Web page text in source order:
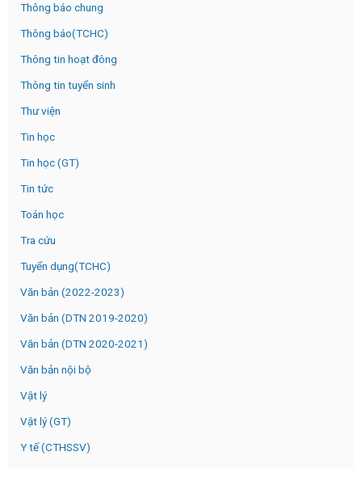
Thông báo chung
Thông báo(TCHC)
Thông tin hoạt đông
Thông tin tuyển sinh
Thư viện
Tin học
Tin học (GT)
Tin tức
Toán học
Tra cứu
Tuyển dụng(TCHC)
Văn bản (2022-2023)
Văn bản (DTN 2019-2020)
Văn bản (DTN 2020-2021)
Văn bản nội bộ
Vật lý
Vật lý (GT)
Y tế (CTHSSV)